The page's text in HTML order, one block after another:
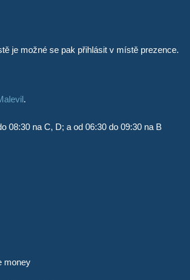
je možné se pak přihlásit v místě prezence.
.
08:30 na C, D; a od 06:30 do 09:30 na B
money